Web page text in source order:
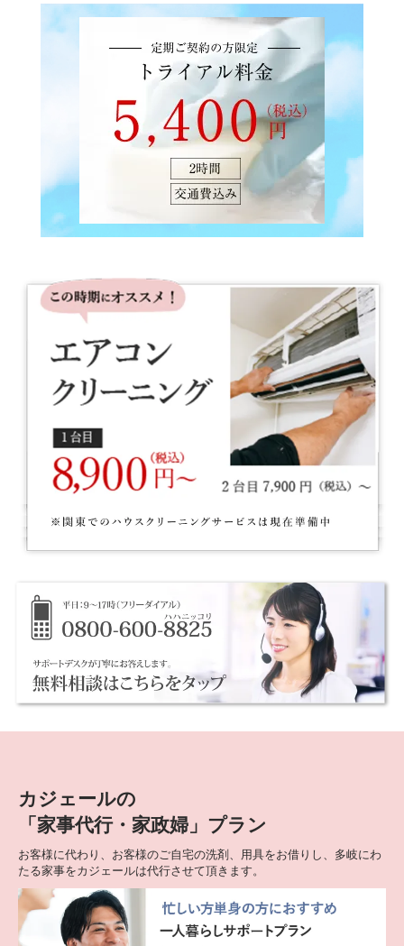
きます。
心にゆとりを生む、プロのサポート
カジェールでは、利用前に丁寧なヒアリングを行い、利用
者の体調や暮らし方に合わせた最適なプランを提案しま
す。担当スタッフは家事のプロフェッショナルであり、細
やかな気配りと温かい対応で、利用者との信頼関係を大切
にしています。
「身体がしんどくても、家をきれいに保ちたい」
そんな願いを叶えるのが、カジェールの家事代行サービス
です。
足腰への負担を減らし、健康的で快適な生活を続けるため
に、プロのサポートを上手に取り入れてみませんか？
カジェールの
「家事代行・家政婦」プラン
お客様に代わり、お客様のご自宅の洗剤、用具をお借りし、多岐にわ
たる家事をカジェールは代行させて頂きます。